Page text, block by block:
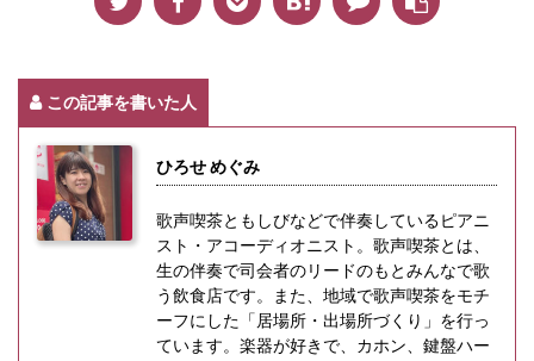
この記事を書いた人
ひろせ めぐみ
歌声喫茶ともしびなどで伴奏しているピアニ
スト・アコーディオニスト。歌声喫茶とは、
生の伴奏で司会者のリードのもとみんなで歌
う飲食店です。また、地域で歌声喫茶をモチ
ーフにした「居場所・出場所づくり」を行っ
ています。楽器が好きで、カホン、鍵盤ハー